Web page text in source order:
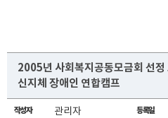
2005년 사회복지공동모금회 선정
신지체 장애인 연합캠프
작성자 관리자 등록일